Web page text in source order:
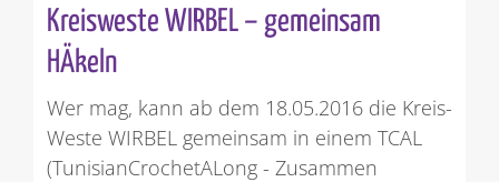
Kreisweste WIRBEL – gemeinsam
HÄkeln
Wer mag, kann ab dem 18.05.2016 die Kreis-
Weste WIRBEL gemeinsam in einem TCAL
(TunisianCrochetALong - Zusammen